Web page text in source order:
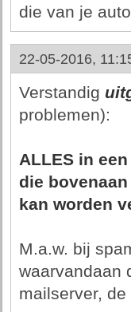
die van je
22-05-2016,
Verstandig
problemen):
ALLES in
die
kan worden
M.a.w. bij
waarvandaan
mailserver,